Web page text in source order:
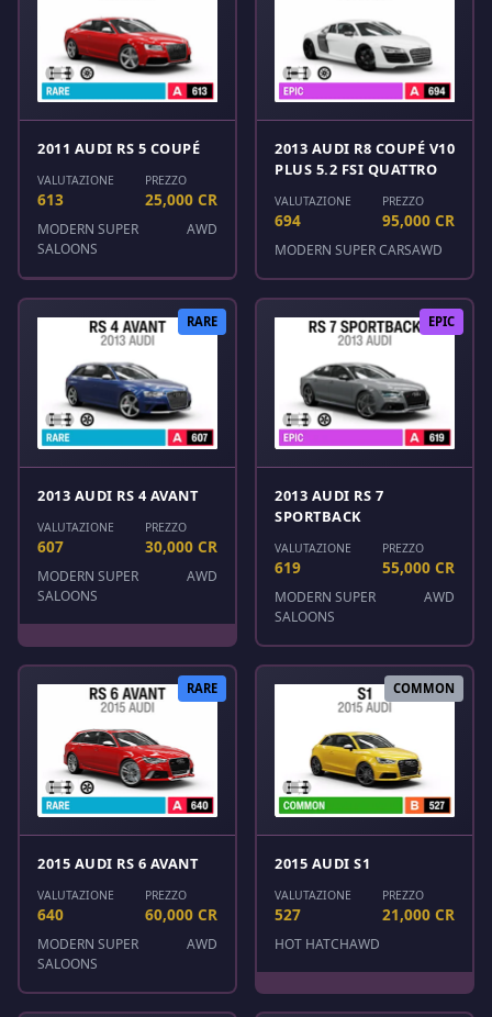
2011 AUDI RS 5 COUPÉ
VALUTAZIONE
613
PREZZO
25,000 CR
MODERN SUPER
SALOONS
AWD
2013 AUDI R8 COUPÉ V10
PLUS 5.2 FSI QUATTRO
VALUTAZIONE
694
PREZZO
95,000 CR
MODERN SUPER CARSAWD
RARE
2013 AUDI RS 4 AVANT
VALUTAZIONE
607
PREZZO
30,000 CR
MODERN SUPER
SALOONS
AWD
EPIC
2013 AUDI RS 7
SPORTBACK
VALUTAZIONE
619
PREZZO
55,000 CR
MODERN SUPER
SALOONS
AWD
RARE
2015 AUDI RS 6 AVANT
VALUTAZIONE
640
PREZZO
60,000 CR
MODERN SUPER
SALOONS
AWD
COMMON
2015 AUDI S1
VALUTAZIONE
527
PREZZO
21,000 CR
HOT HATCHAWD